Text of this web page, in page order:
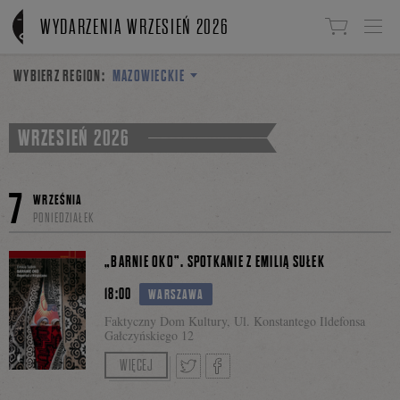
Linki do przejścia
WYDARZENIA WRZESIEŃ 2026
WYBIERZ REGION: MAZOWIECKIE
WRZESIEŃ 2026
7
WRZEŚNIA
PONIEDZIAŁEK
18:00 WARSZAWA
Faktyczny Dom Kultury, Ul. Konstantego Ildefonsa
Gałczyńskiego 12
„BARNIE OKO”. SPOTKANIE Z EMILIĄ SUŁEK
Rozmowę poprowadzi Mariusz Szczygieł.
WIĘCEJ